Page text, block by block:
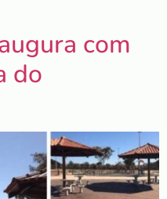
com
do